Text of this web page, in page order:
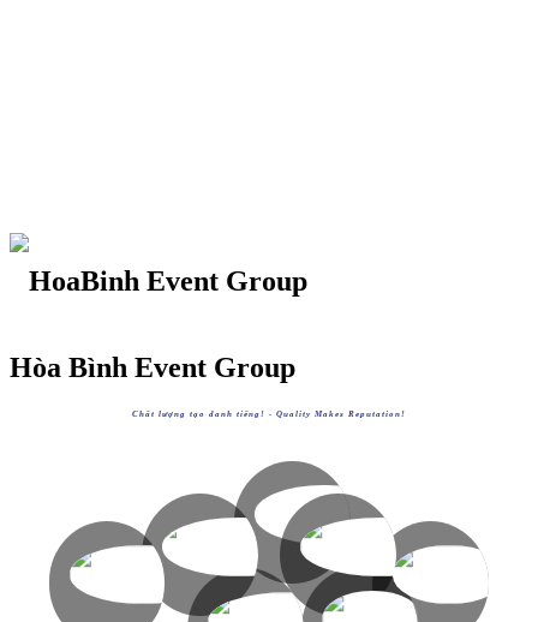
Hòa Bình Event Group
Chất lượng tạo danh tiếng! - Quality Makes Reputation!
HOABINHEVENTS
https://hoabinhevents.com
HOABINHTOURIST
https://hoabinhtourist.com
HOABINHGROUP
https://hoabinh-group.com
HOABINHAIRLINES
https://hoabinhairlines.vnHOABINHBUS
HOABINHBOOKINGAVVIETNAM